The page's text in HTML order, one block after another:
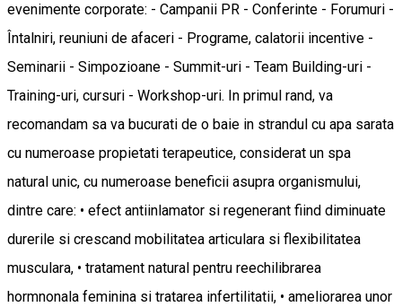
evenimente corporate: - Campanii PR - Conferinte - Forumuri -
Întalniri, reuniuni de afaceri - Programe, calatorii incentive -
Seminarii - Simpozioane - Summit-uri - Team Building-uri -
Training-uri, cursuri - Workshop-uri. In primul rand, va
recomandam sa va bucurati de o baie in strandul cu apa sarata
cu numeroase propietati terapeutice, considerat un spa
natural unic, cu numeroase beneficii asupra organismului,
dintre care: • efect antiinlamator si regenerant fiind diminuate
durerile si crescand mobilitatea articulara si flexibilitatea
musculara, • tratament natural pentru reechilibrarea
hormnonala feminina si tratarea infertilitatii, • ameliorarea unor